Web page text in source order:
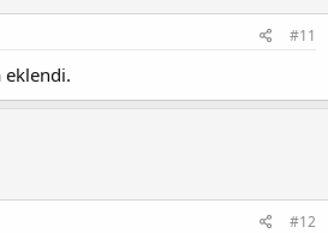
#11
eklendi.
#12